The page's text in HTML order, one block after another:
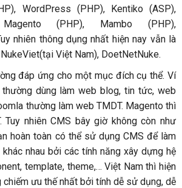
WordPress (PHP), Kentiko (ASP),
(PHP), Mambo (PHP),
nhiên thông dụng nhất hiện nay vẫn là
Việt Nam), DoetNetNuke.
đáp ứng cho một mục đích cụ thể. Ví
dùng làm web blog, tin tức, web
thường làm web TMDT. Magento thì
Tuy nhiên CMS bây giờ không còn như
hoàn toàn có thể sử dụng CMS để làm
nhau bởi các tính năng xây dựng hệ
template, theme,… Việt Nam thì hiện
ưu thế nhất bởi tính dễ sử dụng, dễ